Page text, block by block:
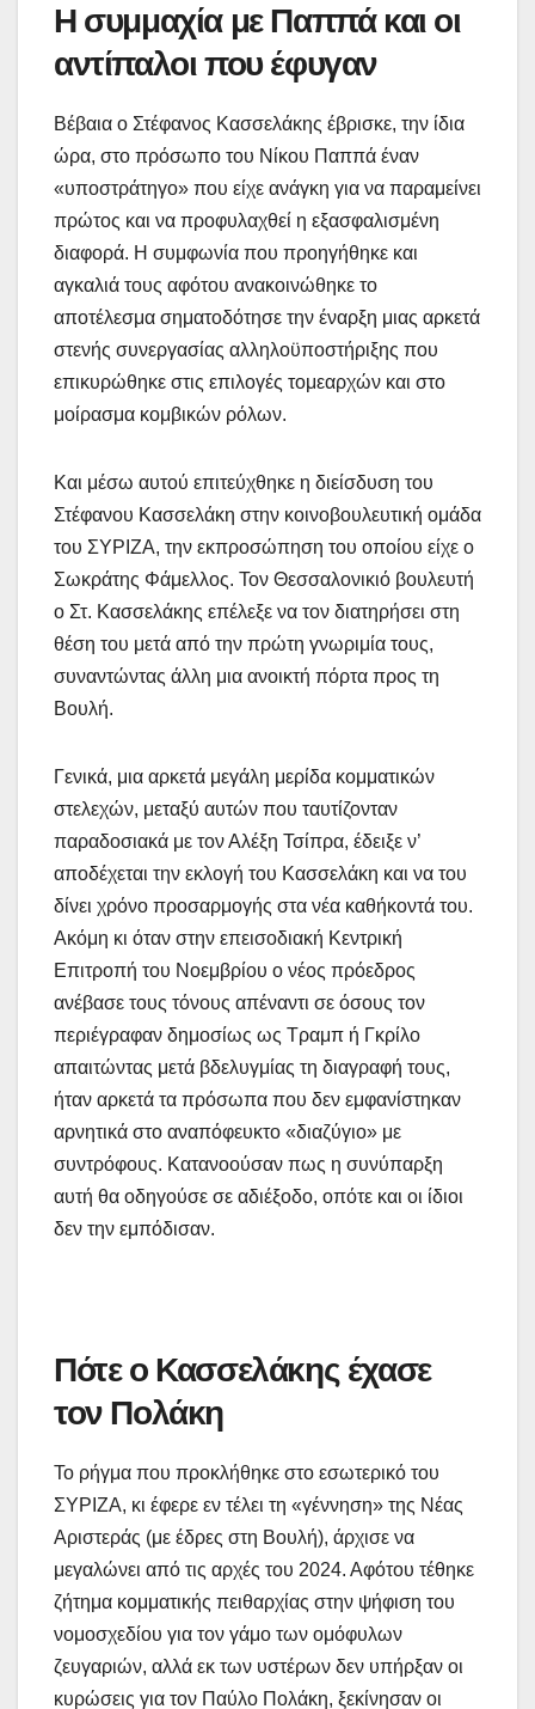
Η συμμαχία με Παππά και οι
αντίπαλοι που έφυγαν
Βέβαια ο Στέφανος Κασσελάκης έβρισκε, την ίδια
ώρα, στο πρόσωπο του Νίκου Παππά έναν
«υποστράτηγο» που είχε ανάγκη για να παραμείνει
πρώτος και να προφυλαχθεί η εξασφαλισμένη
διαφορά. Η συμφωνία που προηγήθηκε και
αγκαλιά τους αφότου ανακοινώθηκε το
αποτέλεσμα σηματοδότησε την έναρξη μιας αρκετά
στενής συνεργασίας αλληλοϋποστήριξης που
επικυρώθηκε στις επιλογές τομεαρχών και στο
μοίρασμα κομβικών ρόλων.
Και μέσω αυτού επιτεύχθηκε η διείσδυση του
Στέφανου Κασσελάκη στην κοινοβουλευτική ομάδα
του ΣΥΡΙΖΑ, την εκπροσώπηση του οποίου είχε ο
Σωκράτης Φάμελλος. Τον Θεσσαλονικιό βουλευτή
ο Στ. Κασσελάκης επέλεξε να τον διατηρήσει στη
θέση του μετά από την πρώτη γνωριμία τους,
συναντώντας άλλη μια ανοικτή πόρτα προς τη
Βουλή.
Γενικά, μια αρκετά μεγάλη μερίδα κομματικών
στελεχών, μεταξύ αυτών που ταυτίζονταν
παραδοσιακά με τον Αλέξη Τσίπρα, έδειξε ν’
αποδέχεται την εκλογή του Κασσελάκη και να του
δίνει χρόνο προσαρμογής στα νέα καθήκοντά του.
Ακόμη κι όταν στην επεισοδιακή Κεντρική
Επιτροπή του Νοεμβρίου ο νέος πρόεδρος
ανέβασε τους τόνους απέναντι σε όσους τον
περιέγραφαν δημοσίως ως Τραμπ ή Γκρίλο
απαιτώντας μετά βδελυγμίας τη διαγραφή τους,
ήταν αρκετά τα πρόσωπα που δεν εμφανίστηκαν
αρνητικά στο αναπόφευκτο «διαζύγιο» με
συντρόφους. Κατανοούσαν πως η συνύπαρξη
αυτή θα οδηγούσε σε αδιέξοδο, οπότε και οι ίδιοι
δεν την εμπόδισαν.
Πότε ο Κασσελάκης έχασε
τον Πολάκη
Το ρήγμα που προκλήθηκε στο εσωτερικό του
ΣΥΡΙΖΑ, κι έφερε εν τέλει τη «γέννηση» της Νέας
Αριστεράς (με έδρες στη Βουλή), άρχισε να
μεγαλώνει από τις αρχές του 2024. Αφότου τέθηκε
ζήτημα κομματικής πειθαρχίας στην ψήφιση του
νομοσχεδίου για τον γάμο των ομόφυλων
ζευγαριών, αλλά εκ των υστέρων δεν υπήρξαν οι
κυρώσεις για τον Παύλο Πολάκη, ξεκίνησαν οι